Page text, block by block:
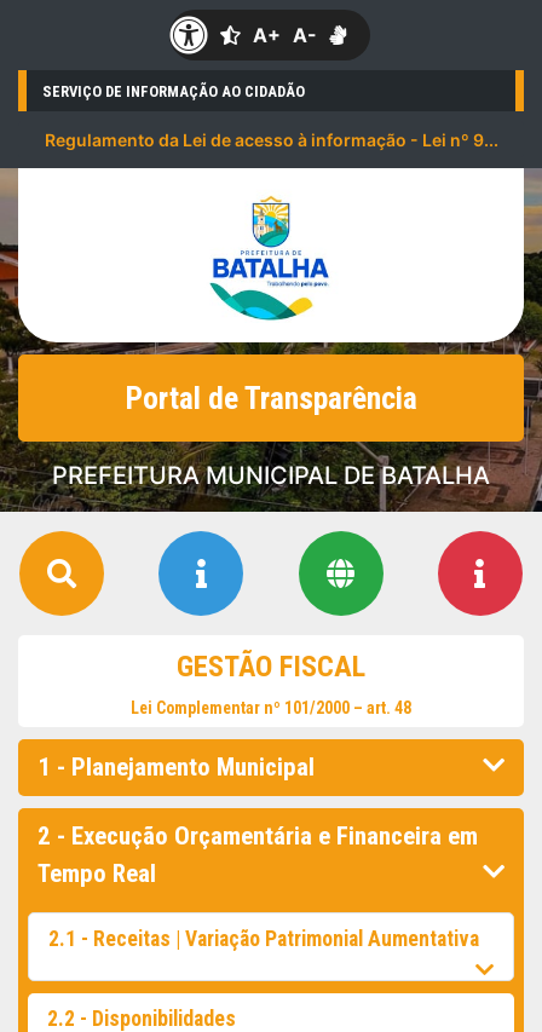
A+ A-
SERVIÇO DE INFORMAÇÃO AO CIDADÃO
Regulamento da Lei de acesso à informação - Lei nº 9...
Portal de Transparência
PREFEITURA MUNICIPAL DE BATALHA
GESTÃO FISCAL
Lei Complementar nº 101/2000 – art. 48
1 - Planejamento Municipal
2 - Execução Orçamentária e Financeira em
Tempo Real
2.1 - Receitas | Variação Patrimonial Aumentativa
2.2 - Disponibilidades